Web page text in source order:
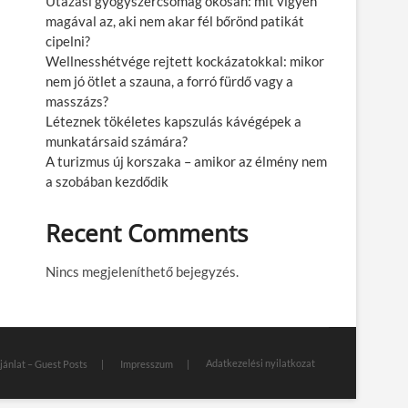
magával az, aki nem akar fél bőrönd patikát
cipelni?
Wellnesshétvége rejtett kockázatokkal: mikor
nem jó ötlet a szauna, a forró fürdő vagy a
masszázs?
Léteznek tökéletes kapszulás kávégépek a
munkatársaid számára?
A turizmus új korszaka – amikor az élmény nem
a szobában kezdődik
Recent Comments
Nincs megjeleníthető bejegyzés.
– Guest Posts Impresszum Adatkezelési nyilatkozat